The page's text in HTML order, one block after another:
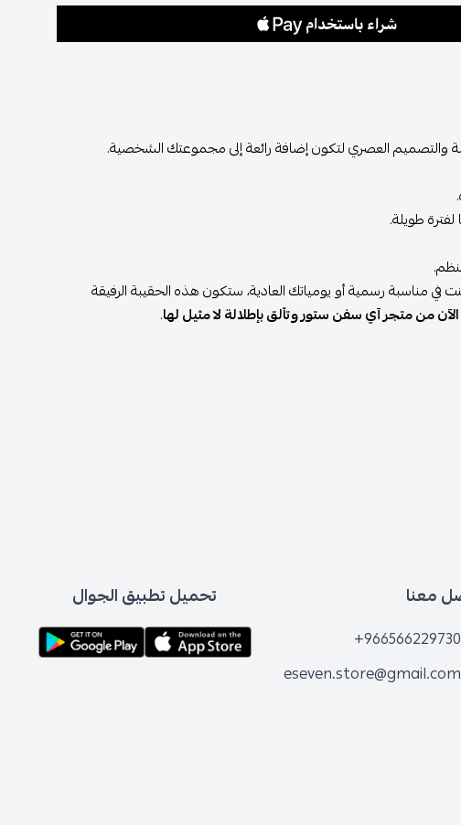
والتصميم العصري لتكون إضافة رائعة إلى مجموعتك الشخصية.
طويلة.
مناسبة رسمية أو يومياتك العادية، ستكون هذه الحقيبة الرفيقة
من متجر آي سفن ستور وتألق بإطلالة لا مثيل لها.
معنا
+966566229730
eseven.store@gmail.com
تحميل تطبيق الجوال